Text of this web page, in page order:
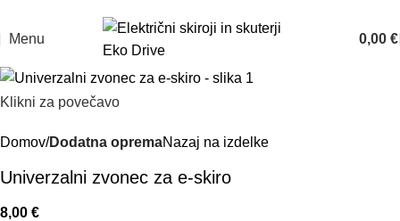
Menu 0,00 €
Klikni za povečavo
Domov Dodatna opremaNazaj na izdelke
Univerzalni zvonec za e-skiro
8,00 €